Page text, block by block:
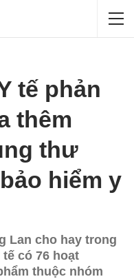
tế phản
thêm
thư
hiểm y
Lan cho hay trong
có 76 hoạt
thuộc nhóm